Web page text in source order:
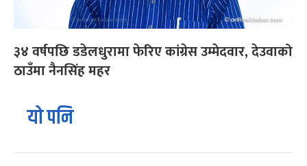
३४ वर्षपछि डडेलधुरामा फेरिए कांग्रेस उम्मेदवार, देउवाको
ठाउँमा नैनसिंह महर
यो पनि